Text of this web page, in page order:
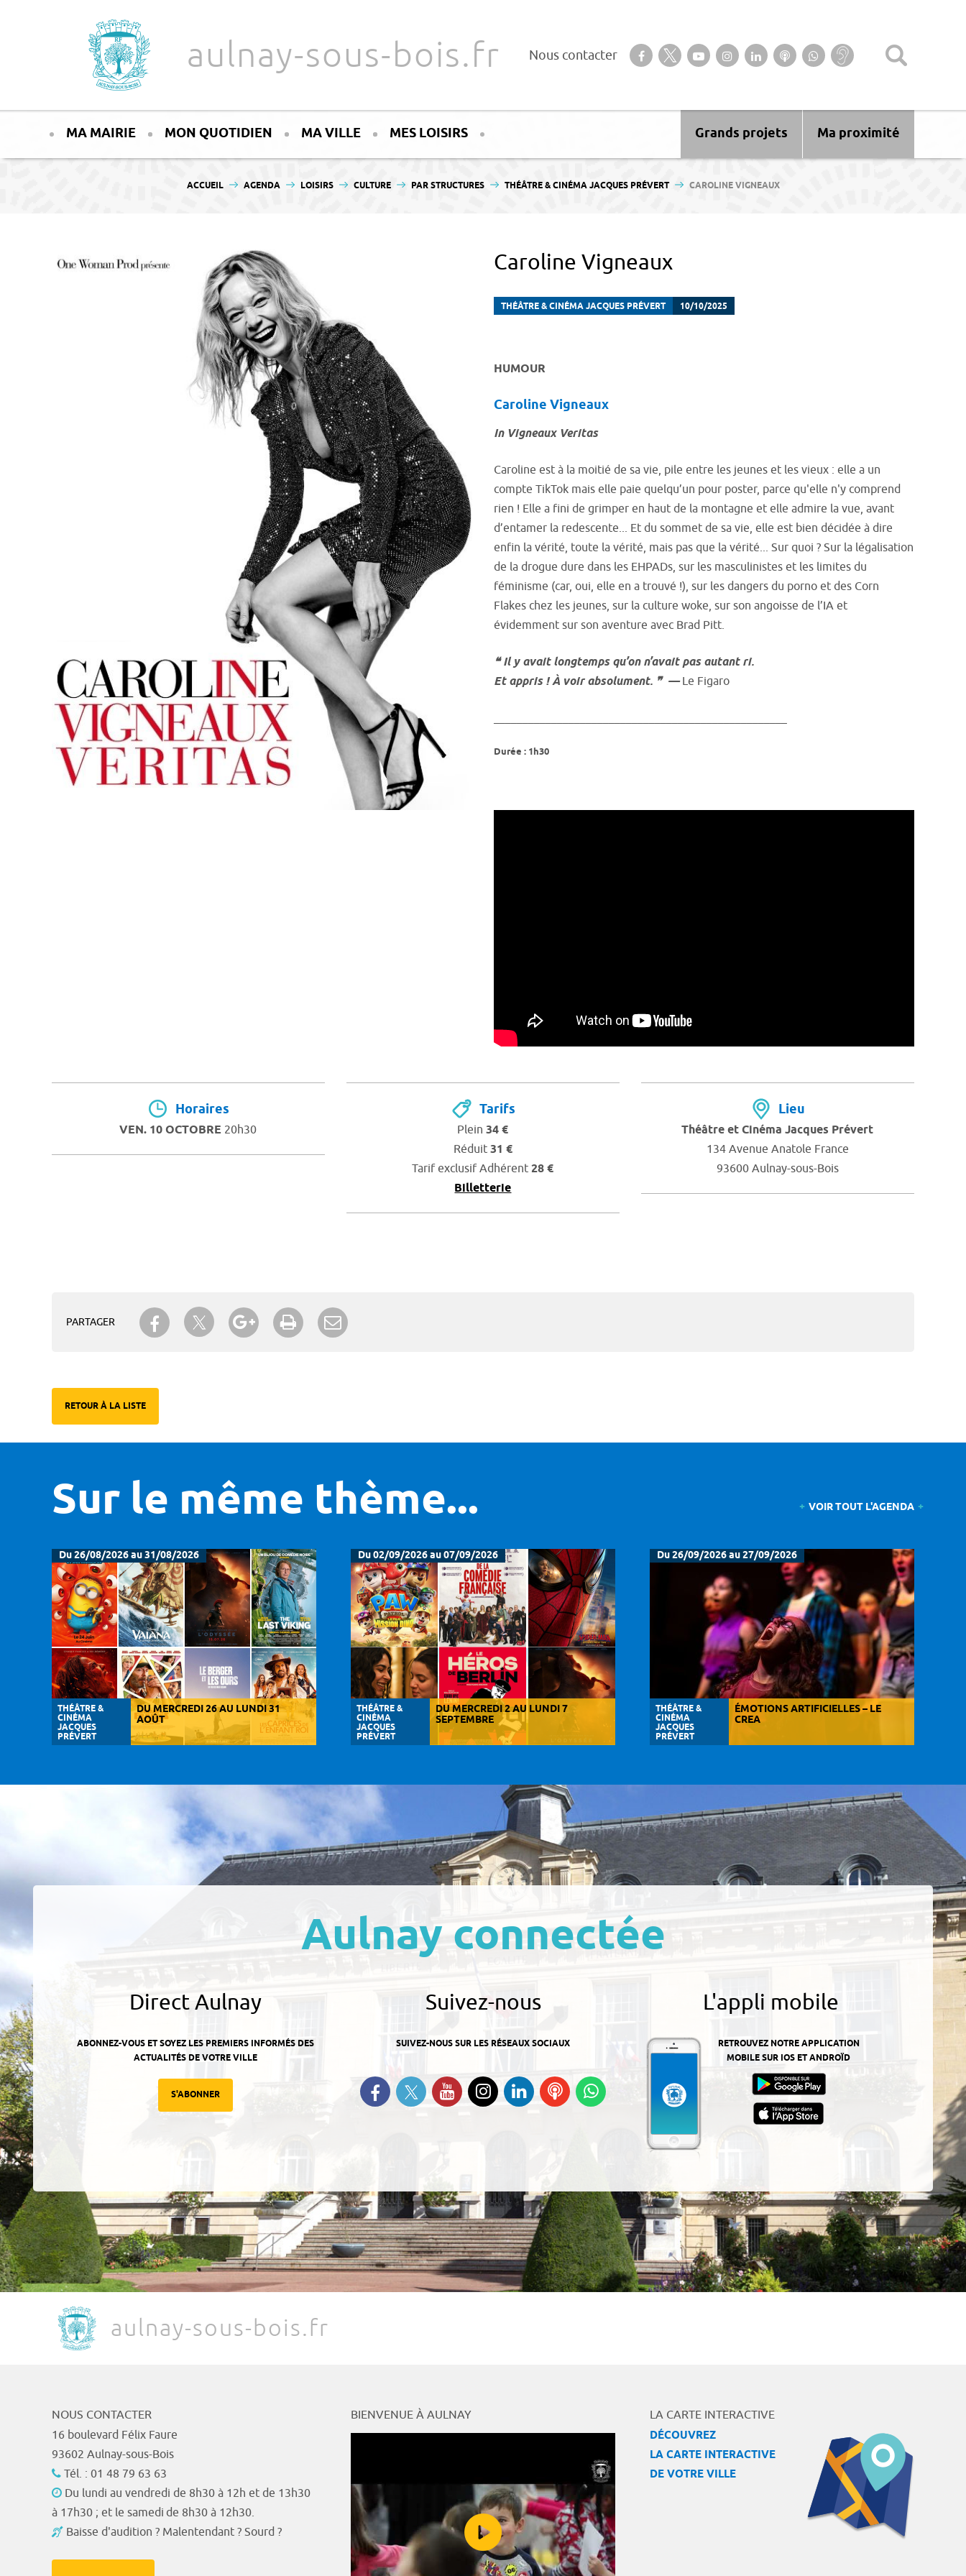
aulnay-sous-bois.fr Nous contacter Suivez-nous sur notre page Facebook
Suivez-nous sur Twitter
Suivez-nous sur YouTube
Suivez-nous sur Instagram
Retrouvez-nous sur Linkedin
Ecoutez nos Podcasts
Suivez-nous sur
WhatsApp
Baisse
d’audition ?
MA MAIRIE MON QUOTIDIEN MA VILLE MES LOISIRS Ma proximité
Grands projets
VOUS ÊTES ICI :
ACCUEIL AGENDA LOISIRS CULTURE PAR STRUCTURES THÉÂTRE & CINÉMA JACQUES PRÉVERT CAROLINE VIGNEAUX
Caroline Vigneaux
THÉÂTRE & CINÉMA JACQUES PRÉVERT 10/10/2025
HUMOUR
Caroline Vigneaux
In Vigneaux Veritas
Caroline est à la moitié de sa vie, pile entre les jeunes et les vieux : elle a un
compte TikTok mais elle paie quelqu’un pour poster, parce qu'elle n'y comprend
rien ! Elle a fini de grimper en haut de la montagne et elle admire la vue, avant
d’entamer la redescente... Et du sommet de sa vie, elle est bien décidée à dire
enfin la vérité, toute la vérité, mais pas que la vérité... Sur quoi ? Sur la légalisation
de la drogue dure dans les EHPADs, sur les masculinistes et les limites du
féminisme (car, oui, elle en a trouvé !), sur les dangers du porno et des Corn
Flakes chez les jeunes, sur la culture woke, sur son angoisse de l’IA et
évidemment sur son aventure avec Brad Pitt.
❝ Il y avait longtemps qu’on n’avait pas autant ri.
Et appris ! À voir absolument. ❞ —Le Figaro
Durée : 1h30
Horaires
VEN. 10 OCTOBRE 20h30
Tarifs
Plein 34 €
Réduit31 €
Tarif exclusif Adhérent28 €
Billetterie
Lieu
Théâtre et Cinéma Jacques Prévert
134 Avenue Anatole France
93600 Aulnay-sous-Bois
PARTAGER
Partager sur Facebook
Partager sur TwitterPartager sur Google+
Imprimer
RETOUR À LA LISTE
Sur le même thème... VOIR TOUT L'AGENDA
Du 26/08/2026 au 31/08/2026
THÉÂTRE &
CINÉMA
JACQUES
PRÉVERT
DU MERCREDI 26 AU LUNDI 31
AOÛT
Du 02/09/2026 au 07/09/2026
THÉÂTRE &
CINÉMA
JACQUES
PRÉVERT
DU MERCREDI 2 AU LUNDI 7
SEPTEMBRE
Du 26/09/2026 au 27/09/2026
THÉÂTRE &
CINÉMA
JACQUES
PRÉVERT
ÉMOTIONS ARTIFICIELLES – LE
CREA
Aulnay connectée
Direct Aulnay
ABONNEZ-VOUS ET SOYEZ LES PREMIERS INFORMÉS DES
ACTUALITÉS DE VOTRE VILLE
S'ABONNER
Suivez-nous
SUIVEZ-NOUS SUR LES RÉSEAUX SOCIAUX
Retrouvez-nous sur Facebook
Suivez-nous sur Twitter
Suivez-nous sur YouTube
Suivez-nous sur
Instagram
Retrouvez-nous
sur Linkedin
Ecoutez
nos
L'appli mobile
RETROUVEZ NOTRE APPLICATION
MOBILE SUR IOS ET ANDROÏD
aulnay-sous-bois.fr
NOUS CONTACTER
16 boulevard Félix Faure
93602 Aulnay-sous-Bois
Tél. : 01 48 79 63 63
Du lundi au vendredi de 8h30 à 12h et de 13h30
à 17h30 ; et le samedi de 8h30 à 12h30.
Baisse d'audition ? Malentendant ? Sourd ?
BIENVENUE À AULNAY
LA CARTE INTERACTIVE
DÉCOUVREZ
LA CARTE INTERACTIVE
DE VOTRE VILLE